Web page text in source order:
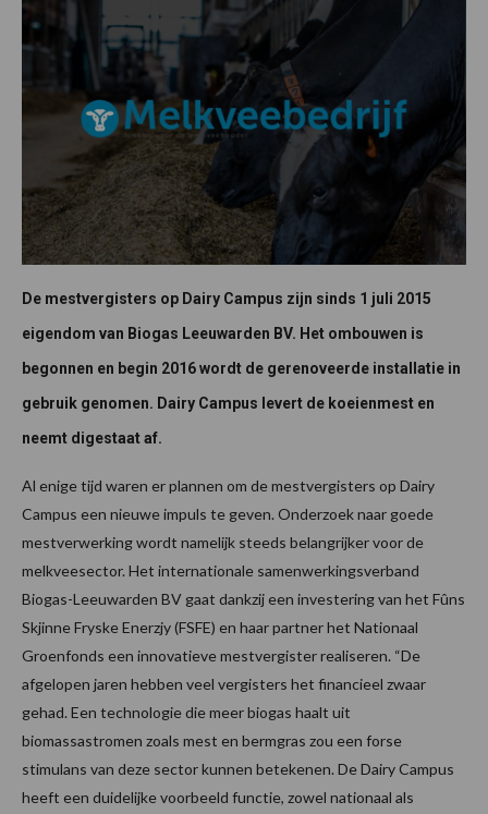
De mestvergisters op Dairy Campus zijn sinds 1 juli 2015
eigendom van Biogas Leeuwarden BV. Het ombouwen is
begonnen en begin 2016 wordt de gerenoveerde installatie in
gebruik genomen. Dairy Campus levert de koeienmest en
neemt digestaat af.
Al enige tijd waren er plannen om de mestvergisters op Dairy
Campus een nieuwe impuls te geven. Onderzoek naar goede
mestverwerking wordt namelijk steeds belangrijker voor de
melkveesector. Het internationale samenwerkingsverband
Biogas-Leeuwarden BV gaat dankzij een investering van het Fûns
Skjinne Fryske Enerzjy (FSFE) en haar partner het Nationaal
Groenfonds een innovatieve mestvergister realiseren. “De
afgelopen jaren hebben veel vergisters het financieel zwaar
gehad. Een technologie die meer biogas haalt uit
biomassastromen zoals mest en bermgras zou een forse
stimulans van deze sector kunnen betekenen. De Dairy Campus
heeft een duidelijke voorbeeld functie, zowel nationaal als